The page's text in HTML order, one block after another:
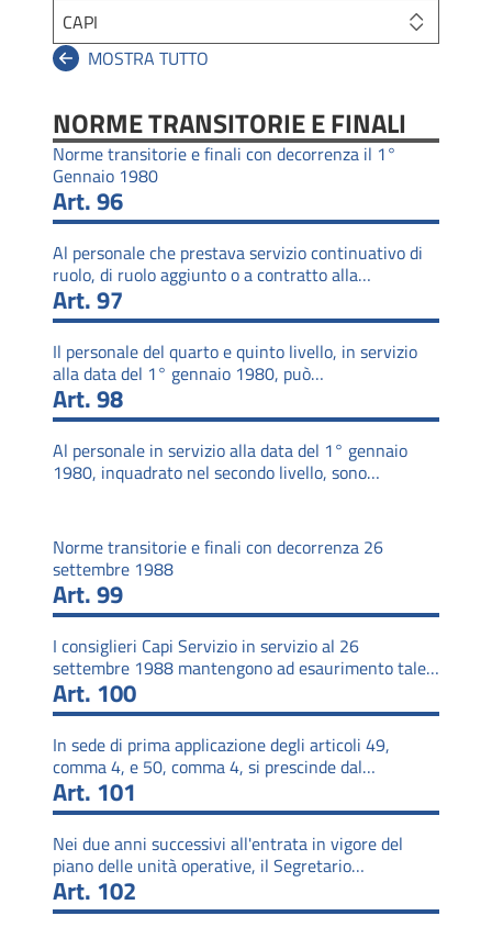
CAPI
NORME TRANSITORIE E FINALI
Norme transitorie e finali con decorrenza il 1°
Gennaio 1980
Art. 96
Al personale che prestava servizio continuativo di
ruolo, di ruolo aggiunto o a contratto alla…
Art. 97
Il personale del quarto e quinto livello, in servizio
alla data del 1° gennaio 1980, può…
Art. 98
Al personale in servizio alla data del 1° gennaio
1980, inquadrato nel secondo livello, sono…
Norme transitorie e finali con decorrenza 26
settembre 1988
Art. 99
I consiglieri Capi Servizio in servizio al 26
settembre 1988 mantengono ad esaurimento tale…
Art. 100
In sede di prima applicazione degli articoli 49,
comma 4, e 50, comma 4, si prescinde dal…
Art. 101
Nei due anni successivi all'entrata in vigore del
piano delle unità operative, il Segretario…
Art. 102